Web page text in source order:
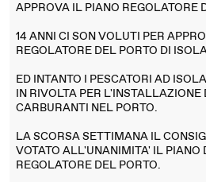
APPROVA IL PIANO REGOLATORE
14 ANNI CI SON VOLUTI PER
REGOLATORE DEL PORTO DI
ED INTANTO I PESCATORI AD
IN RIVOLTA PER L'INSTALLAZIONE
CARBURANTI NEL PORTO.
LA SCORSA SETTIMANA IL
VOTATO ALL'UNANIMITA' IL PIANO
REGOLATORE DEL PORTO.